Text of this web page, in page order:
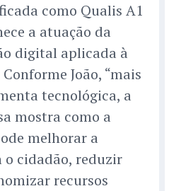
como Qualis A1
a atuação da
digital aplicada à
João, “mais
tecnológica, a
mostra como a
melhorar a
o cidadão, reduzir
recursos